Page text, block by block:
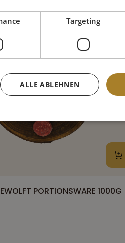
Versandkosten
PORTIONSWARE 1000G
Targeting
ALLE ABLEHNEN